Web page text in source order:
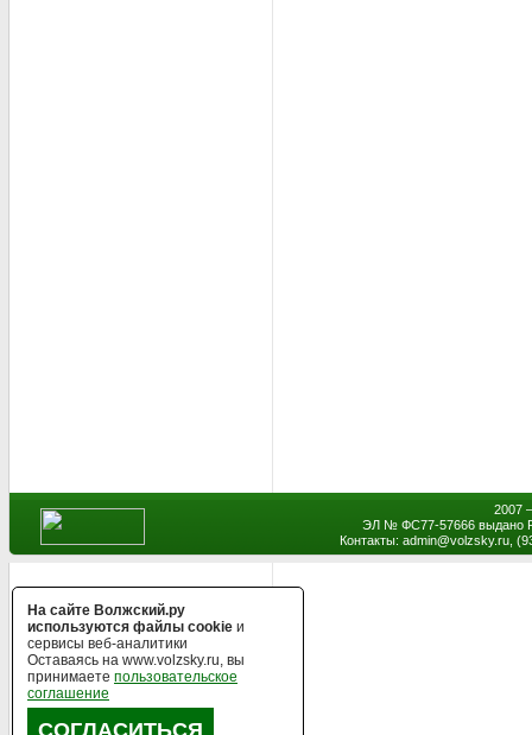
2007
ЭЛ № ФС77-57666 выдано
Контакты: admin@volzsky.ru,
На сайте Волжский.ру
используются файлы cookie и
сервисы веб-аналитики
Оставаясь на www.volzsky.ru, вы
принимаете пользовательское
соглашение
СОГЛАСИТЬСЯ